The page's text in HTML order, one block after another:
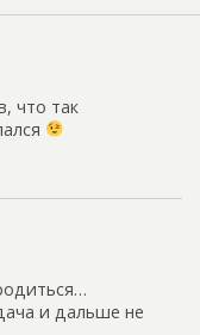
что так
и дальше не